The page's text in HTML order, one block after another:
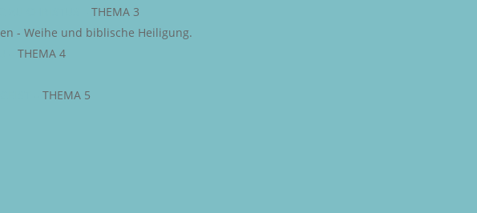
THEMA 3
- Weihe und biblische Heiligung.
THEMA 4
THEMA 5